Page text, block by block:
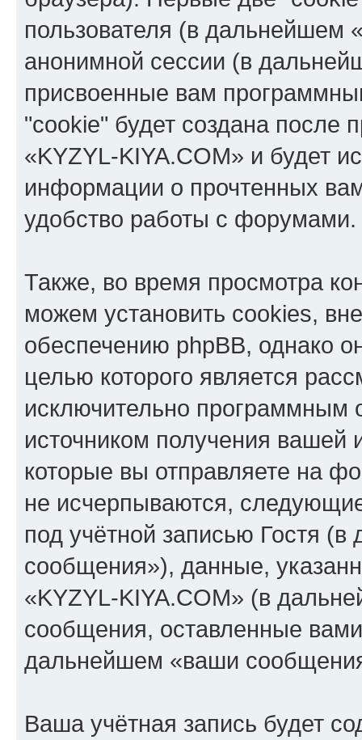
пользователя (в дальнейшем
анонимной сессии (в
присвоенные вам
"cookie" будет создана после
«KYZYL-KIYA.COM» и будет
информации о прочтенных
удобство работы с форумами.
Также, во время просмотра
можем установить cookies,
обеспечению phpBB, однако
целью которого является
исключительно программным
источником получения
которые вы отправляете на
не исчерпываются,
под учётной записью Гостя
сообщения»), данные,
«KYZYL-KIYA.COM» (в
сообщения, оставленные
дальнейшем «ваши
Ваша учётная запись будет